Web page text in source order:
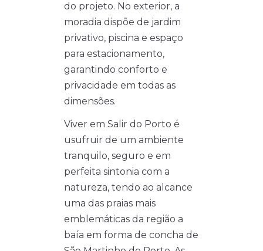
do projeto. No exterior, a
moradia dispõe de jardim
privativo, piscina e espaço
para estacionamento,
garantindo conforto e
privacidade em todas as
dimensões.
Viver em Salir do Porto é
usufruir de um ambiente
tranquilo, seguro e em
perfeita sintonia com a
natureza, tendo ao alcance
uma das praias mais
emblemáticas da região a
baía em forma de concha de